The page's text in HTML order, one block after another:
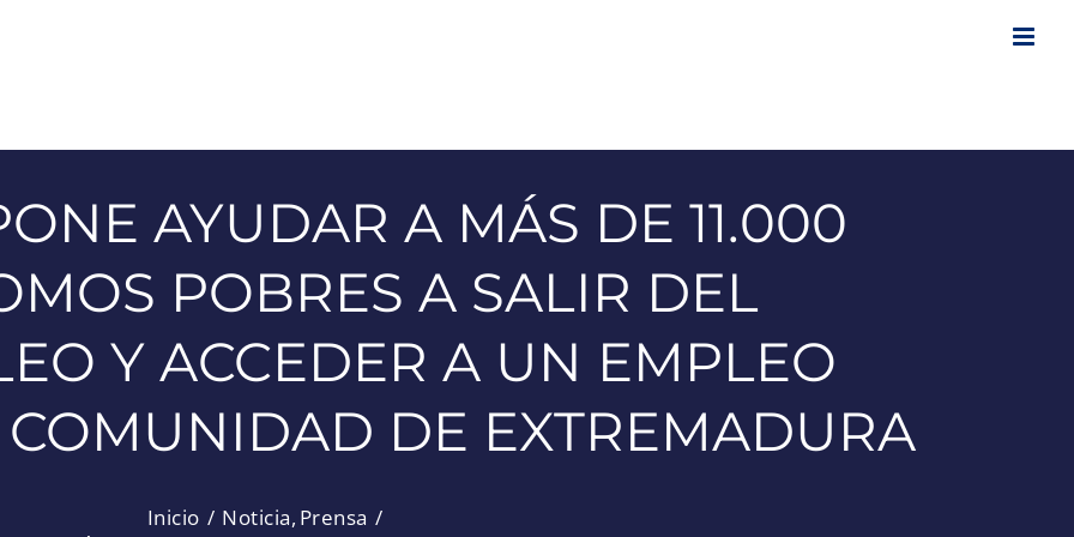
AYUDAR A MÁS DE 11.000
POBRES A SALIR DEL
Y ACCEDER A UN EMPLEO
DE EXTREMADURA
Inicio Noticia Prensa